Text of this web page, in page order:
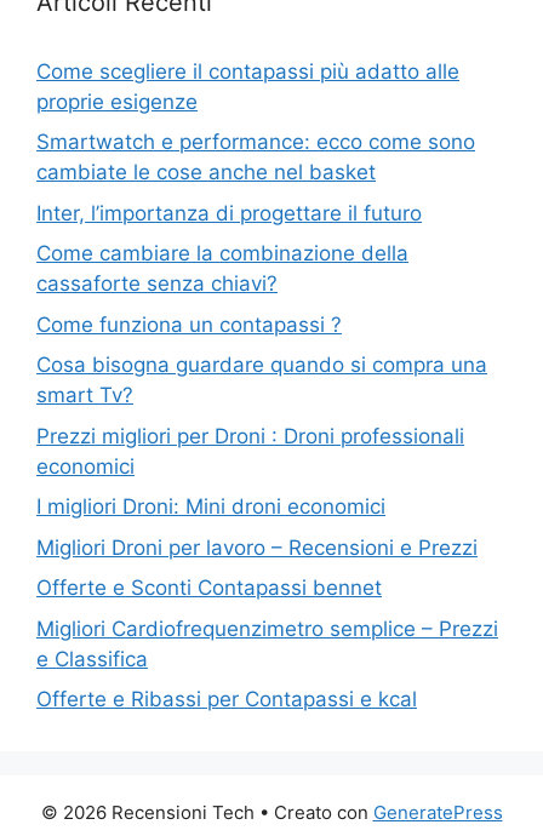
Come scegliere il contapassi più adatto alle
proprie esigenze
Smartwatch e performance: ecco come sono
cambiate le cose anche nel basket
Inter, l’importanza di progettare il futuro
Come cambiare la combinazione della
cassaforte senza chiavi?
Come funziona un contapassi ?
Cosa bisogna guardare quando si compra una
smart Tv?
Prezzi migliori per Droni : Droni professionali
economici
I migliori Droni: Mini droni economici
Migliori Droni per lavoro – Recensioni e Prezzi
Offerte e Sconti Contapassi bennet
Migliori Cardiofrequenzimetro semplice – Prezzi
e Classifica
Offerte e Ribassi per Contapassi e kcal
© 2026 Recensioni Tech • Creato con GeneratePress